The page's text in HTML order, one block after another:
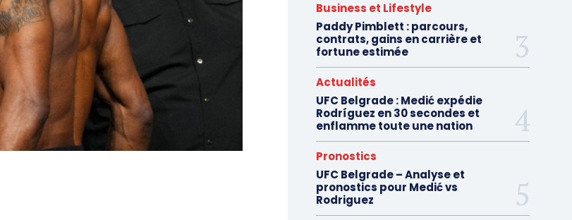
Business et Lifestyle
Paddy Pimblett : parcours,
contrats, gains en carrière et
fortune estimée
Actualités
UFC Belgrade : Medić expédie
Rodríguez en 30 secondes et
enflamme toute une nation
Pronostics
UFC Belgrade – Analyse et
pronostics pour Medić vs
Rodriguez